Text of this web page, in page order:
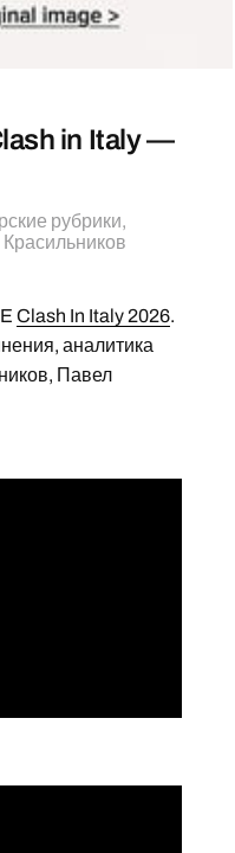
in Italy —
рубрики,
Clash In Italy 2026.
аналитика
Павел